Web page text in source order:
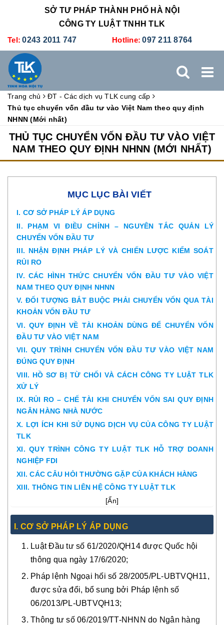
SỞ TƯ PHÁP THÀNH PHỐ HÀ NỘI
CÔNG TY LUẬT TNHH TLK
Tel: 0243 2011 747 Hotline: 097 211 8764
DỊCH VỤ KẾ TOÁN - THUẾ XÚC TIẾN THƯƠNG MẠI
Trang chủ
ĐT - Các dịch vụ TLK cung cấp
Thủ tục chuyển vốn đầu tư vào Việt Nam theo quy định
NHNN (Mới nhất)
THỦ TỤC CHUYỂN VỐN ĐẦU TƯ VÀO VIỆT
NAM THEO QUY ĐỊNH NHNN (MỚI NHẤT)
MỤC LỤC BÀI VIẾT
I. CƠ SỞ PHÁP LÝ ÁP DỤNG
II. PHẠM VI ĐIỀU CHỈNH – NGUYÊN TẮC QUẢN LÝ
CHUYỂN VỐN ĐẦU TƯ
III. NHẬN ĐỊNH PHÁP LÝ VÀ CHIẾN LƯỢC KIỂM SOÁT
RỦI RO
IV. CÁC HÌNH THỨC CHUYỂN VỐN ĐẦU TƯ VÀO VIỆT
NAM THEO QUY ĐỊNH NHNN
V. ĐỐI TƯỢNG BẮT BUỘC PHẢI CHUYỂN VỐN QUA TÀI
KHOẢN VỐN ĐẦU TƯ
VI. QUY ĐỊNH VỀ TÀI KHOẢN DÙNG ĐỂ CHUYỂN VỐN
ĐẦU TƯ VÀO VIỆT NAM
VII. QUY TRÌNH CHUYỂN VỐN ĐẦU TƯ VÀO VIỆT NAM
ĐÚNG QUY ĐỊNH
VIII. HỒ SƠ BỊ TỪ CHỐI VÀ CÁCH CÔNG TY LUẬT TLK
XỬ LÝ
IX. RỦI RO – CHẾ TÀI KHI CHUYỂN VỐN SAI QUY ĐỊNH
NGÂN HÀNG NHÀ NƯỚC
X. LỢI ÍCH KHI SỬ DỤNG DỊCH VỤ CỦA CÔNG TY LUẬT
TLK
XI. QUY TRÌNH CÔNG TY LUẬT TLK HỖ TRỢ DOANH
NGHIỆP FDI
XII. CÁC CÂU HỎI THƯỜNG GẶP CỦA KHÁCH HÀNG
XIII. THÔNG TIN LIÊN HỆ CÔNG TY LUẬT TLK
[Ẩn]
I. CƠ SỞ PHÁP LÝ ÁP DỤNG
Luật Đầu tư số 61/2020/QH14 được Quốc hội
thông qua ngày 17/6/2020;
Pháp lệnh Ngoại hối số 28/2005/PL-UBTVQH11,
được sửa đổi, bổ sung bởi Pháp lệnh số
06/2013/PL-UBTVQH13;
Thông tư số 06/2019/TT-NHNN do Ngân hàng